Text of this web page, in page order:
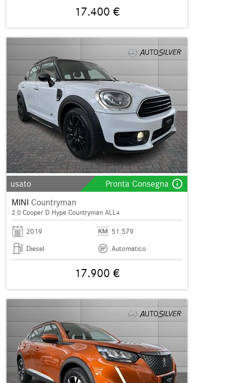
17.400 €
usato Pronta Consegna info_outline
MINI Countryman
2.0 Cooper D Hype Countryman ALL4
2019
51.579
Diesel
Automatico
17.900 €